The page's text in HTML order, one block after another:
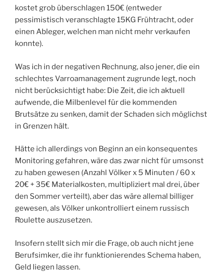
kostet grob überschlagen 150€ (entweder
pessimistisch veranschlagte 15KG Frühtracht, oder
einen Ableger, welchen man nicht mehr verkaufen
konnte).
Was ich in der negativen Rechnung, also jener, die ein
schlechtes Varroamanagement zugrunde legt, noch
nicht berücksichtigt habe: Die Zeit, die ich aktuell
aufwende, die Milbenlevel für die kommenden
Brutsätze zu senken, damit der Schaden sich möglichst
in Grenzen hält.
Hätte ich allerdings von Beginn an ein konsequentes
Monitoring gefahren, wäre das zwar nicht für umsonst
zu haben gewesen (Anzahl Völker x 5 Minuten / 60 x
20€ + 35€ Materialkosten, multipliziert mal drei, über
den Sommer verteilt), aber das wäre allemal billiger
gewesen, als Völker unkontrolliert einem russisch
Roulette auszusetzen.
Insofern stellt sich mir die Frage, ob auch nicht jene
Berufsimker, die ihr funktionierendes Schema haben,
Geld liegen lassen.